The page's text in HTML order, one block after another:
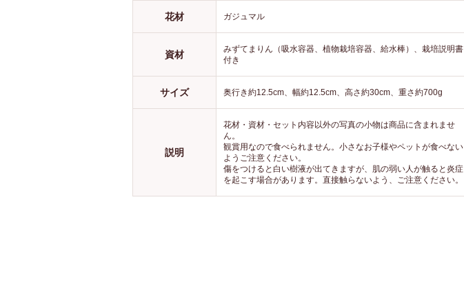
だり…無限の楽
さい。
花材 ガジュマル
資材
みずてまりん（吸水容器、植物栽培容器、給水棒）、栽培説明書
付き
サイズ 奥行き約12.5cm、幅約12.5cm、高さ約30cm、重さ約700g
説明
花材・資材・セット内容以外の写真の小物は商品に含まれませ
ん。
観賞用なので食べられません。小さなお子様やペットが食べない
ようご注意ください。
傷をつけると白い樹液が出てきますが、肌の弱い人が触ると炎症
を起こす場合があります。直接触らないよう、ご注意ください。